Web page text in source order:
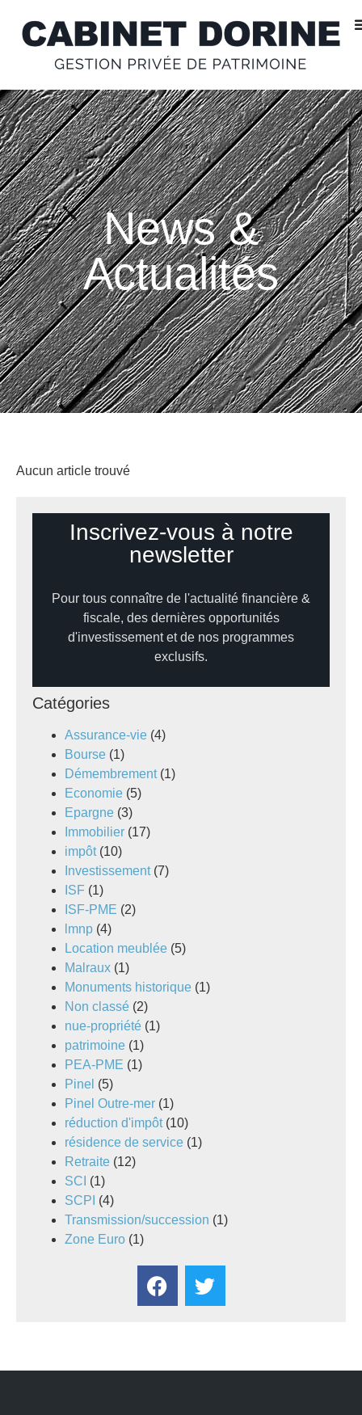
News &
Actualités
Aucun article trouvé
Inscrivez-vous à notre
newsletter
Pour tous connaître de l'actualité financière &
fiscale, des dernières opportunités
d'investissement et de nos programmes
exclusifs.
Catégories
Assurance-vie (4)
Bourse (1)
Démembrement(1)
Economie (5)
Epargne (3)
Immobilier (17)
impôt(10)
Investissement(7)
ISF (1)
ISF-PME (2)
lmnp (4)
Location meublée (5)
Malraux (1)
Monuments historique (1)
Non classé (2)
nue-propriété (1)
patrimoine (1)
PEA-PME (1)
Pinel (5)
Pinel Outre-mer (1)
réduction d'impôt(10)
résidence de service (1)
Retraite (12)
SCI (1)
SCPI (4)
Transmission/succession (1)
Zone Euro (1)